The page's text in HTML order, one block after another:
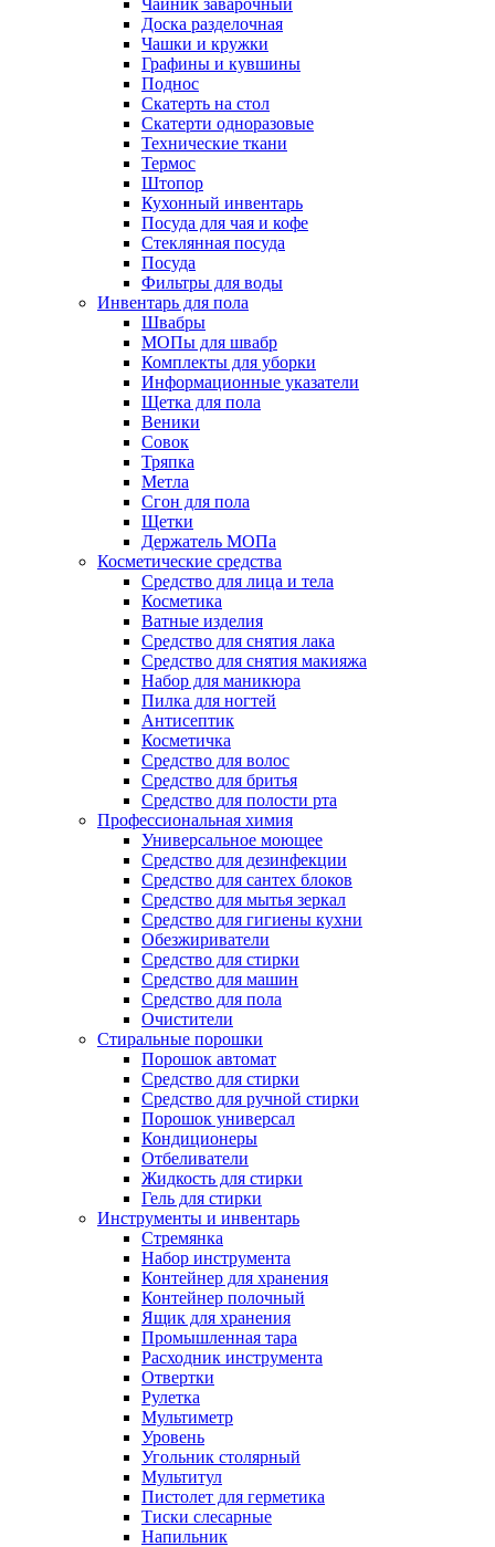
Чайник заварочный
Доска разделочная
Чашки и кружки
Графины и кувшины
Поднос
Скатерть на стол
Скатерти одноразовые
Технические ткани
Термос
Штопор
Кухонный инвентарь
Посуда для чая и кофе
Стеклянная посуда
Посуда
Фильтры для воды
Инвентарь для пола
Швабры
МОПы для швабр
Комплекты для уборки
Информационные указатели
Щетка для пола
Веники
Совок
Тряпка
Метла
Сгон для пола
Щетки
Держатель МОПа
Косметические средства
Средство для лица и тела
Косметика
Ватные изделия
Средство для снятия лака
Средство для снятия макияжа
Набор для маникюра
Пилка для ногтей
Антисептик
Косметичка
Средство для волос
Средство для бритья
Средство для полости рта
Профессиональная химия
Универсальное моющее
Средство для дезинфекции
Средство для сантех блоков
Средство для мытья зеркал
Средство для гигиены кухни
Обезжириватели
Средство для стирки
Средство для машин
Средство для пола
Очистители
Стиральные порошки
Порошок автомат
Средство для стирки
Средство для ручной стирки
Порошок универсал
Кондиционеры
Отбеливатели
Жидкость для стирки
Гель для стирки
Инструменты и инвентарь
Стремянка
Набор инструмента
Контейнер для хранения
Контейнер полочный
Ящик для хранения
Промышленная тара
Расходник инструмента
Отвертки
Рулетка
Мультиметр
Уровень
Угольник столярный
Мультитул
Пистолет для герметика
Тиски слесарные
Напильник